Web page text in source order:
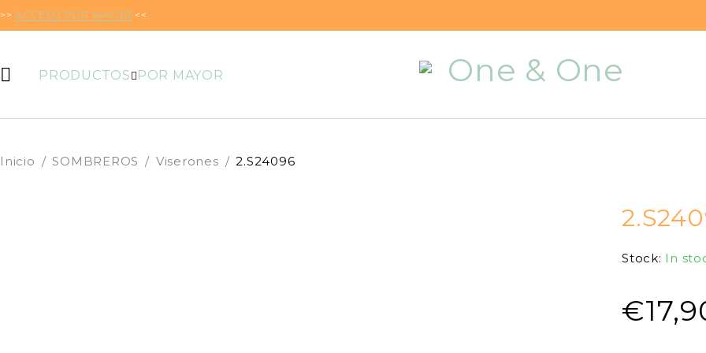
>>ACCESO POR MAYOR <<
PRODUCTOS POR MAYOR
Inicio / SOMBREROS / Viserones / 2.S24096
Stock: In
€